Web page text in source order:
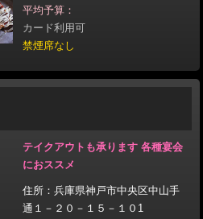
平均予算：
カード利用可
禁煙席なし
テイクアウトも承ります 各種宴会
におススメ
住所：兵庫県神戸市中央区中山手
通１－２０－１５－１０1